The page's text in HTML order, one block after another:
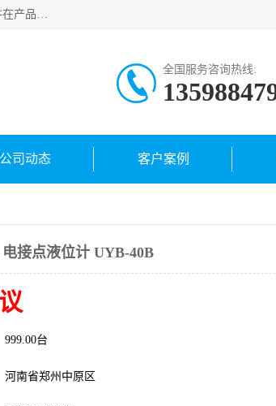
河南福瑞德仪表有限公司是生产销售电容液位计、液氨液位计、小量程液位计定制、智能锅炉水位计、液氮液位计等；并在产品开发、研制的过程中，吸取国内外仪器仪表的技术精华，建立了一支高、精、尖的科研开发队伍，使产品性能不断升级。
全国服务咨询热线:
公司动态 客户案例
接点液位计 UYB-40B
999.00台
河南省郑州中原区